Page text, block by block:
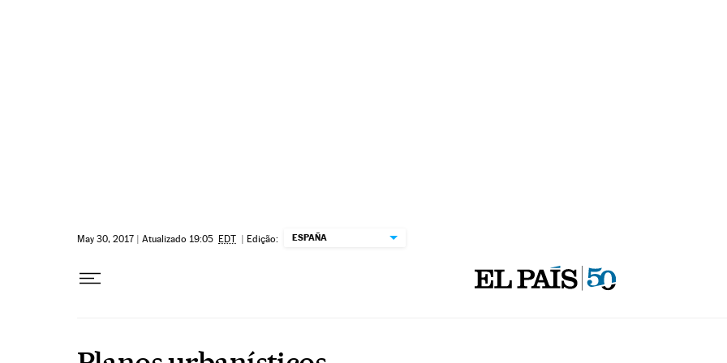
May 30, 2017 | Atualizado 19:05 EDT | Edição: ESPAÑA